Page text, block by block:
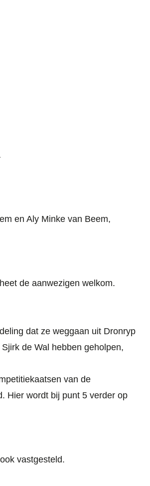
en Aly Minke van Beem,
de aanwezigen welkom.
dat ze weggaan uit Dronryp
de Wal hebben geholpen,
van de
Hier wordt bij punt 5 verder op
vastgesteld.